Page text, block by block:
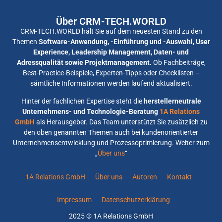
Über CRM-TECH.WORLD
CRM-TECH.WORLD hält Sie auf dem neuesten Stand zu den
Themen Software-Anwendung, -Einführung und -Auswahl, User
Experience, Leadership Management, Daten- und
Adressqualität sowie Projektmanagement. Ob Fachbeiträge,
Best-Practice-Beispiele, Experten-Tipps oder Checklisten –
sämtliche Informationen werden laufend aktualisiert.
Hinter der fachlichen Expertise steht die herstellerneutrale
Unternehmens- und Technologie-Beratung 1A Relations
GmbH als Herausgeber. Das Team unterstützt Sie zusätzlich zu
den oben genannten Themen auch bei kundenorientierter
Unternehmensentwicklung und Prozessoptimierung. Weiter zum
„Über uns“
1A Relations GmbH Über uns Autoren Kontakt
Impressum Datenschutzerklärung
2025 © 1A Relations GmbH